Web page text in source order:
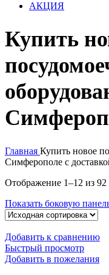
АКЦИЯ
Купить
Главная Купить новое
Симферополе с
Отображение 1–12 из 92
Показать боковую
Добавить к сравнению
Быстрый просмотр
Добавить в пожелания